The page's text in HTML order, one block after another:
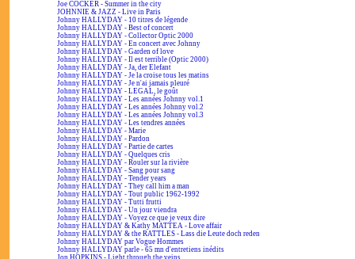
Joe COCKER - Summer in the city
JOHNNIE & JAZZ - Live in Paris
Johnny HALLYDAY - 10 titres de légende
Johnny HALLYDAY - Best of concert
Johnny HALLYDAY - Collector Optic 2000
Johnny HALLYDAY - En concert avec Johnny
Johnny HALLYDAY - Garden of love
Johnny HALLYDAY - Il est terrible (Optic 2000)
Johnny HALLYDAY - Ja, der Elefant
Johnny HALLYDAY - Je la croise tous les matins
Johnny HALLYDAY - Je n'ai jamais pleuré
Johnny HALLYDAY - LEGAL, le goût
Johnny HALLYDAY - Les années Johnny vol.1
Johnny HALLYDAY - Les années Johnny vol.2
Johnny HALLYDAY - Les années Johnny vol.3
Johnny HALLYDAY - Les tendres années
Johnny HALLYDAY - Marie
Johnny HALLYDAY - Pardon
Johnny HALLYDAY - Partie de cartes
Johnny HALLYDAY - Quelques cris
Johnny HALLYDAY - Rouler sur la rivière
Johnny HALLYDAY - Sang pour sang
Johnny HALLYDAY - Tender years
Johnny HALLYDAY - They call him a man
Johnny HALLYDAY - Tout public 1962-1992
Johnny HALLYDAY - Tutti frutti
Johnny HALLYDAY - Un jour viendra
Johnny HALLYDAY - Voyez ce que je veux dire
Johnny HALLYDAY & Kathy MATTEA - Love affair
Johnny HALLYDAY & the RATTLES - Lass die Leute doch reden
Johnny HALLYDAY par Vogue Hommes
Johnny HALLYDAY parle - 65 mn d'entretiens inédits
Jon HOPKINS - Light through the veins